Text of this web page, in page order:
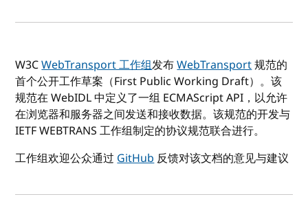
W3CWebTransport 工作组发布WebTransport规范的
首个公开工作草案（First Public Working Draft）。该
规范在 WebIDL 中定义了一组 ECMAScript API，以允许
在浏览器和服务器之间发送和接收数据。该规范的开发与
IETF WEBTRANS 工作组制定的协议规范联合进行。
工作组欢迎公众通过GitHub反馈对该文档的意见与建议